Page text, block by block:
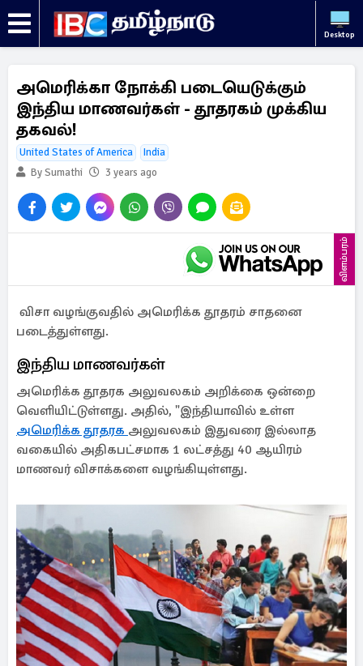
Desktop
அமெரிக்கா நோக்கி படையெடுக்கும்
இந்திய மாணவர்கள் - தூதரகம் முக்கிய
தகவல்!
United States of America
India
By Sumathi
3 years ago
விளம்பரம்
விசா வழங்குவதில் அமெரிக்க தூதரம் சாதனை
படைத்துள்ளது.
இந்திய மாணவர்கள்
அமெரிக்க தூதரக அலுவலகம் அறிக்கை ஒன்றை
வெளியிட்டுள்ளது. அதில், "இந்தியாவில் உள்ள
அமெரிக்க தூதரக அலுவலகம் இதுவரை இல்லாத
வகையில் அதிகபட்சமாக 1 லட்சத்து 40 ஆயிரம்
மாணவர் விசாக்களை வழங்கியுள்ளது.